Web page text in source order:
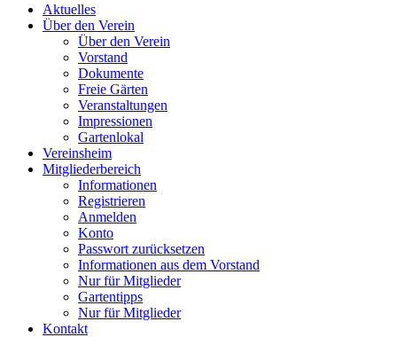
Aktuelles
Über den Verein
Über den Verein
Vorstand
Dokumente
Freie Gärten
Veranstaltungen
Impressionen
Gartenlokal
Vereinsheim
Mitgliederbereich
Informationen
Registrieren
Anmelden
Konto
Passwort zurücksetzen
Informationen aus dem Vorstand
Nur für Mitglieder
Gartentipps
Nur für Mitglieder
Kontakt